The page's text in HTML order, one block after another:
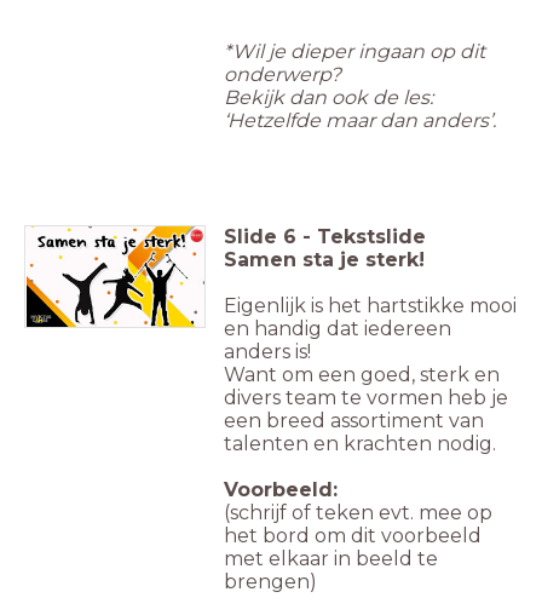
*Wil je dieper ingaan op dit
onderwerp?
Bekijk dan ook de les:
‘Hetzelfde maar dan anders’.
Slide 6 - Tekstslide
Samen sta je sterk!
Eigenlijk is het hartstikke mooi
en handig dat iedereen
anders is!
Want om een goed, sterk en
divers team te vormen heb je
een breed assortiment van
talenten en krachten nodig.
Voorbeeld:
(schrijf of teken evt. mee op
het bord om dit voorbeeld
met elkaar in beeld te
brengen)